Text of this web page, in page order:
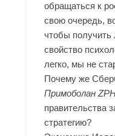
обращаться к
свою очередь,
чтобы
свойство
легко, мы не
Почему же
Примоболан
правительства
стратегию?